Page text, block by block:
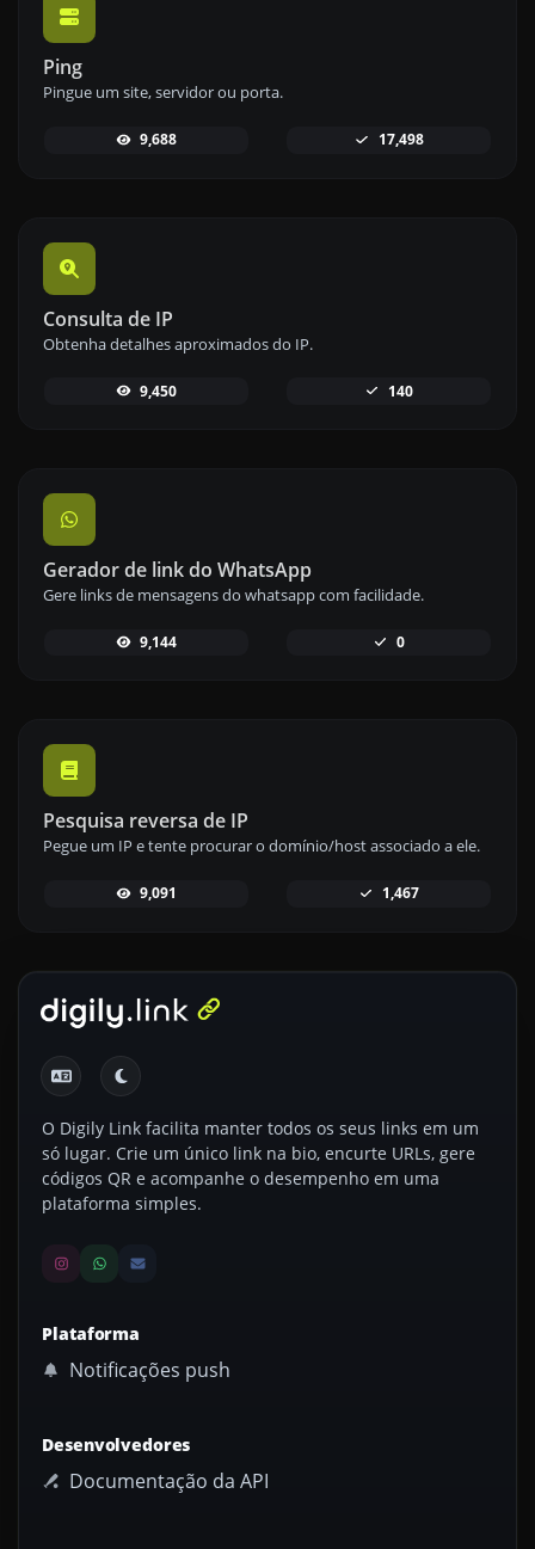
Ping
Pingue um site, servidor ou porta.
9,688 17,498
Consulta de IP
Obtenha detalhes aproximados do IP.
9,450 140
Gerador de link do WhatsApp
Gere links de mensagens do whatsapp com facilidade.
9,144 0
Pesquisa reversa de IP
Pegue um IP e tente procurar o domínio/host associado a ele.
9,091 1,467
O Digily Link facilita manter todos os seus links em um
só lugar. Crie um único link na bio, encurte URLs, gere
códigos QR e acompanhe o desempenho em uma
plataforma simples.
Plataforma
Notificações push
Desenvolvedores
Documentação da API